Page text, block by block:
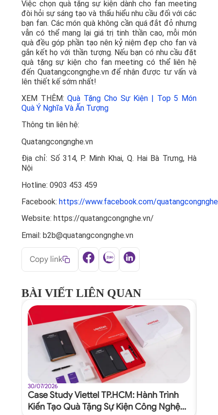
Việc chọn quà tặng sự kiện dành cho fan meeting
đòi hỏi sự sáng tạo và thấu hiểu nhu cầu đối với các
bạn fan. Các món quà không cần quá đắt đỏ nhưng
vẫn có thể mang lại giá trị tinh thần cao, mỗi món
quà đều góp phần tạo nên kỷ niệm đẹp cho fan và
gắn kết họ với thần tượng. Nếu bạn có nhu cầu đặt
quà tặng sự kiện cho fan meeting có thể liên hệ
đến Quatangcongnghe.vn để nhận được tư vấn và
lên thiết kế sớm nhất!
XEM THÊM:Quà Tặng Cho Sự Kiện | Top 5 Món
Quà Ý Nghĩa Và Ấn Tượng
Thông tin liên hệ:
Quatangcongnghe.vn
Địa chỉ: Số 314, P. Minh Khai, Q. Hai Bà Trưng, Hà
Nội
Hotline: 0903 453 459
Facebook: https://www.facebook.com/
Website: https://quatangcongnghe.vn/
Email: b2b@quatangcongnghe.vn
Copy link
BÀI VIẾT LIÊN QUAN
30/07/2026
Case Study Viettel TP.HCM: Hành Trình
Kiến Tạo Quà Tặng Sự Kiện Công Nghệ